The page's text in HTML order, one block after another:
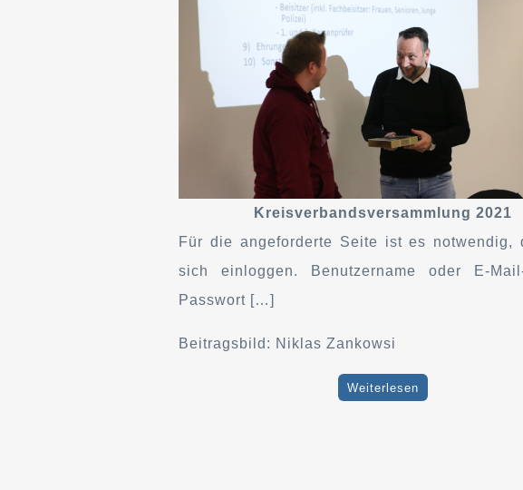
Kreisverbandsversammlung 2021
Für die angeforderte Seite ist es notwendig,
sich einloggen. Benutzername oder E-
Passwort […]
Beitragsbild: Niklas Zankowsi
Weiterlesen